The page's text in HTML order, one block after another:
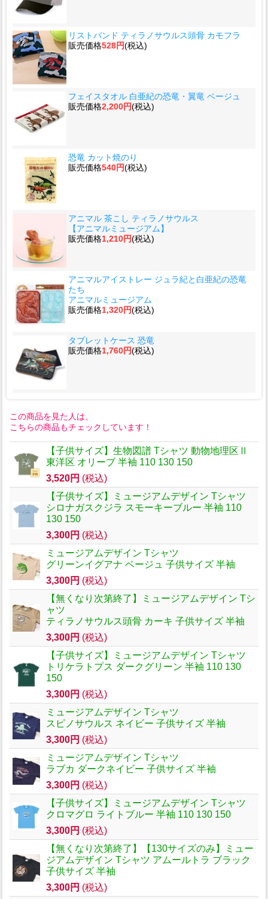
リストバンド ティラノサウルス頭骨 カモフラ
販売価格528円(税込)
フェイスタオル 白亜紀の恐竜・翼竜 ベージュ
販売価格2,200円(税込)
恐竜 カット焼のり
販売価格540円(税込)
アニマル 茶こし ティラノサウルス
【アニマルミュージアム】
販売価格1,210円(税込)
アニマルアイストレー ジュラ紀と白亜紀の恐竜
たち
アニマルミュージアム
販売価格1,320円(税込)
タブレットケース 恐竜
販売価格1,760円(税込)
この商品を見た人は、
こちらの商品もチェックしています！
【子供サイズ】生物図譜 Tシャツ 動物地理区Ⅱ
東洋区 オリーブ 半袖 110 130 150
3,520円 (税込)
【子供サイズ】ミュージアムデザイン Tシャツ
シロナガスクジラ スモーキーブルー 半袖 110
130 150
3,300円 (税込)
ミュージアムデザイン Tシャツ
グリーンイグアナ ベージュ 子供サイズ 半袖
3,300円 (税込)
【無くなり次第終了】ミュージアムデザイン Tシ
ャツ
ティラノサウルス頭骨 カーキ 子供サイズ 半袖
3,300円 (税込)
【子供サイズ】ミュージアムデザイン Tシャツ
トリケラトプス ダークグリーン 半袖 110 130
150
3,300円 (税込)
ミュージアムデザイン Tシャツ
スピノサウルス ネイビー 子供サイズ 半袖
3,300円 (税込)
ミュージアムデザイン Tシャツ
ラブカ ダークネイビー 子供サイズ 半袖
3,300円 (税込)
【子供サイズ】ミュージアムデザイン Tシャツ
クロマグロ ライトブルー 半袖 110 130 150
3,300円 (税込)
【無くなり次第終了】【130サイズのみ】ミュー
ジアムデザイン Tシャツ アムールトラ ブラック
子供サイズ 半袖
3,300円 (税込)